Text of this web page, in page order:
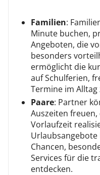
Familien:
Minute buchen,
Angeboten, die
besonders
ermöglicht die
auf Schulferien,
Termine im Alltag
Paare: Partner
Auszeiten
Vorlaufzeit
Chancen,
Services für die
entdecken.